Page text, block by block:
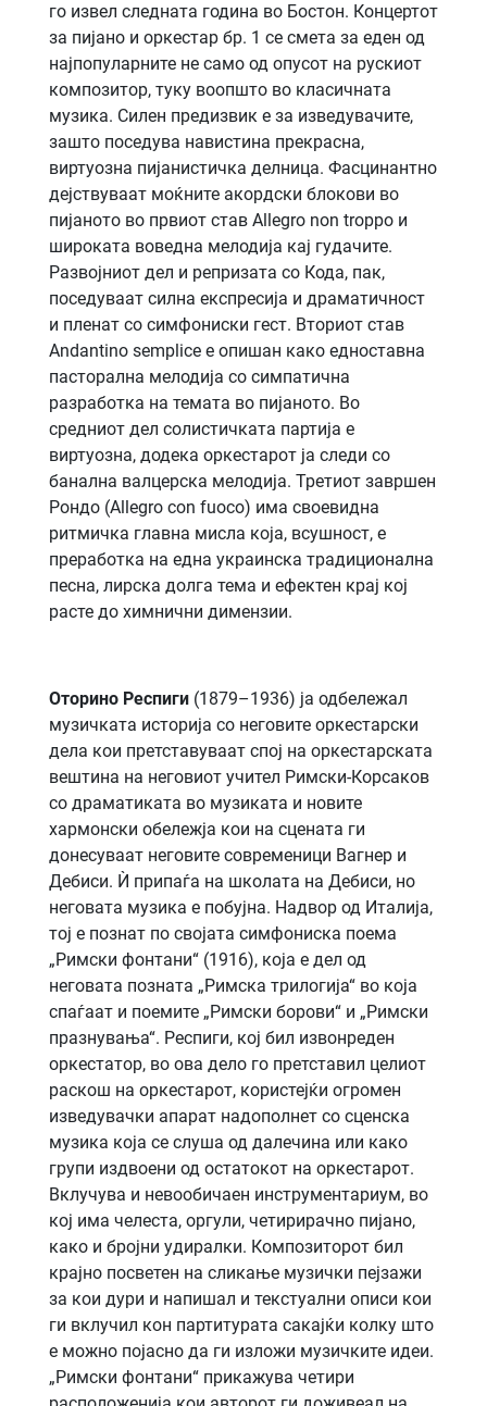
го извел следната година во Бостон. Концертот
за пијано и оркестар бр. 1 се смета за еден од
најпопуларните не само од опусот на рускиот
композитор, туку воопшто во класичната
музика. Силен предизвик е за изведувачите,
зашто поседува навистина прекрасна,
виртуозна пијанистичка делница. Фасцинантно
дејствуваат моќните акордски блокови во
пијаното во првиот став Allegro non troppo и
широката воведна мелодија кај гудачите.
Развојниот дел и репризата со Кода, пак,
поседуваат силна експресија и драматичност
и пленат со симфониски гест. Вториот став
Andantino semplice е опишан како едноставна
пасторална мелодија со симпатична
разработка на темата во пијаното. Во
средниот дел солистичката партија е
виртуозна, додека оркестарот ја следи со
банална валцерска мелодија. Третиот завршен
Рондо (Allegro con fuoco) има своевидна
ритмичка главна мисла која, всушност, е
преработка на една украинска традиционална
песна, лирска долга тема и ефектен крај кој
расте до химнични димензии.
Оторино Респиги (1879–1936) ја одбележал
музичката историја со неговите оркестарски
дела кои претставуваат спој на оркестарската
вештина на неговиот учител Римски-Корсаков
со драматиката во музиката и новите
хармонски обележја кои на сцената ги
донесуваат неговите современици Вагнер и
Дебиси. Ѝ припаѓа на школата на Дебиси, но
неговата музика е побујна. Надвор од Италија,
тој е познат по својата симфониска поема
„Римски фонтани“ (1916), која е дел од
неговата позната „Римска трилогија“ во која
спаѓаат и поемите „Римски борови“ и „Римски
празнувања“. Респиги, кој бил извонреден
оркестатор, во ова дело го претставил целиот
раскош на оркестарот, користејќи огромен
изведувачки апарат надополнет со сценска
музика која се слуша од далечина или како
групи издвоени од остатокот на оркестарот.
Вклучува и невообичаен инструментариум, во
кој има челеста, оргули, четирирачно пијано,
како и бројни удиралки. Композиторот бил
крајно посветен на сликање музички пејзажи
за кои дури и напишал и текстуални описи кои
ги вклучил кон партитурата сакајќи колку што
е можно појасно да ги изложи музичките идеи.
„Римски фонтани“ прикажува четири